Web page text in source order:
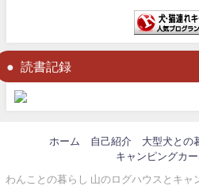
読書記録
ホーム 自己紹介 大型犬との
キャンピングカ
わんことの暮らし 山のログハウスとキャ